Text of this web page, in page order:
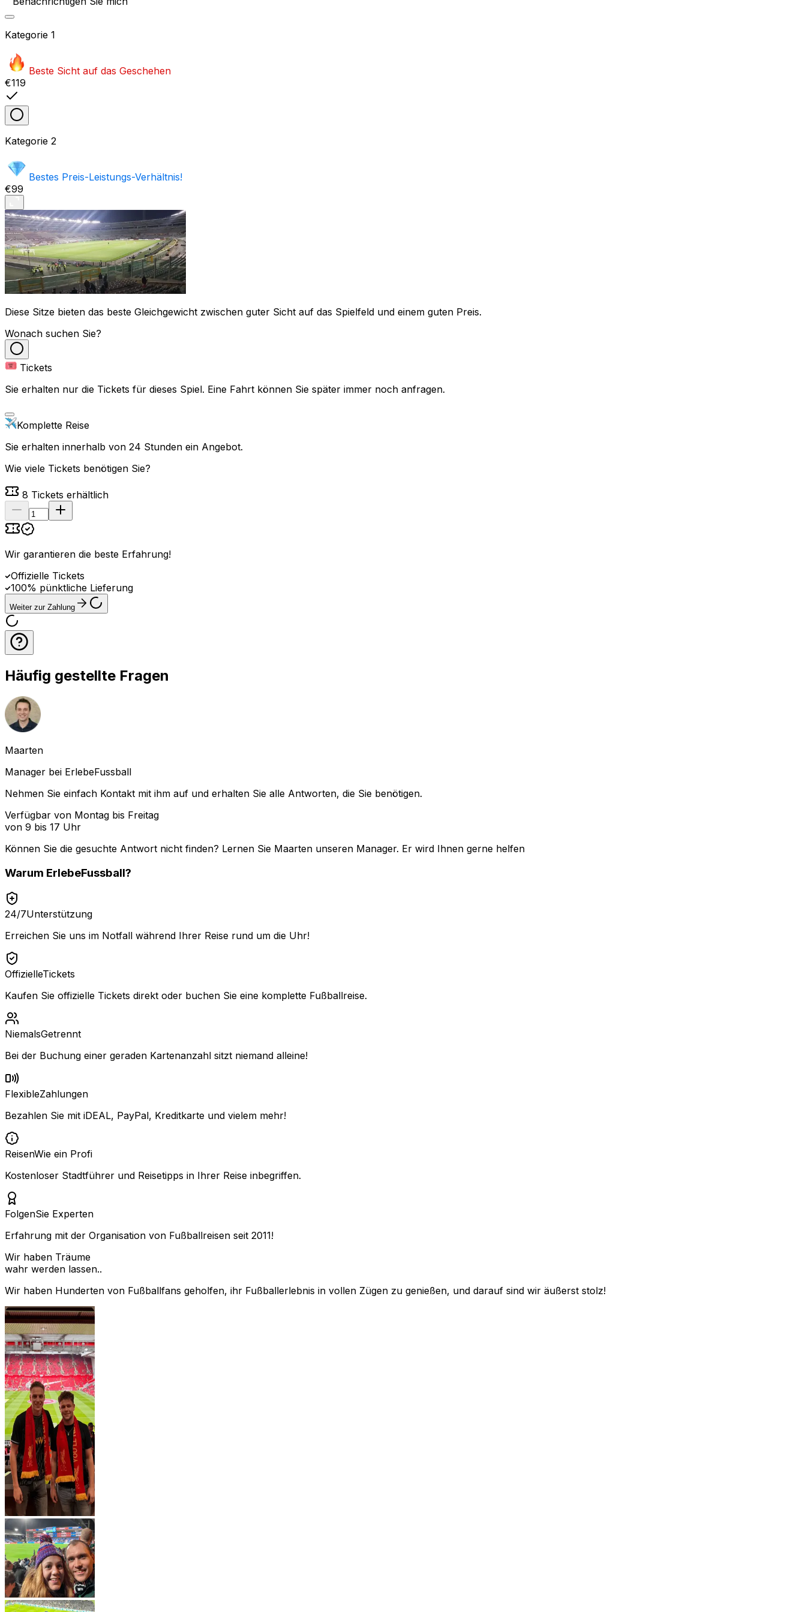
Kategorie 1
Beste Sicht auf das Geschehen
€119
Kategorie 2
Bestes Preis-Leistungs-Verhältnis!
€99
Diese Sitze bieten das beste Gleichgewicht zwischen guter Sicht auf das Spielfeld und einem guten Preis.
Wonach suchen Sie?
Tickets
Sie erhalten nur die Tickets für dieses Spiel. Eine Fahrt können Sie später immer noch anfragen.
Komplette Reise
Sie erhalten innerhalb von 24 Stunden ein Angebot.
Wie viele Tickets benötigen Sie?
8 Tickets erhältlich
Wir garantieren die beste Erfahrung!
Offizielle Tickets
100% pünktliche Lieferung
Weiter zur Zahlung
Häufig gestellte Fragen
Maarten
Manager bei ErlebeFussball
Nehmen Sie einfach Kontakt mit ihm auf und erhalten Sie alle Antworten, die Sie benötigen.
Verfügbar von Montag bis Freitag
von 9 bis 17 Uhr
Können Sie die gesuchte Antwort nicht finden? Lernen Sie Maarten unseren Manager. Er wird Ihnen gerne helfen
Warum ErlebeFussball?
24/7Unterstützung
Erreichen Sie uns im Notfall während Ihrer Reise rund um die Uhr!
OffizielleTickets
Kaufen Sie offizielle Tickets direkt oder buchen Sie eine komplette Fußballreise.
NiemalsGetrennt
Bei der Buchung einer geraden Kartenanzahl sitzt niemand alleine!
FlexibleZahlungen
Bezahlen Sie mit iDEAL, PayPal, Kreditkarte und vielem mehr!
ReisenWie ein Profi
Kostenloser Stadtführer und Reisetipps in Ihrer Reise inbegriffen.
FolgenSie Experten
Erfahrung mit der Organisation von Fußballreisen seit 2011!
Wir haben Träume
wahr werden lassen..
Wir haben Hunderten von Fußballfans geholfen, ihr Fußballerlebnis in vollen Zügen zu genießen, und darauf sind wir äußerst stolz!